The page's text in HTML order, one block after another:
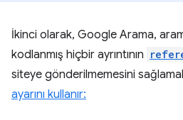
İkinci olarak, Google Arama,
kodlanmış hiçbir ayrıntının
siteye gönderilmemesini
ayarını kullanır: